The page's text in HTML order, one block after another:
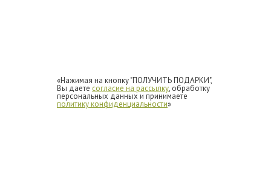
«Нажимая на кнопку "ПОЛУЧИТЬ ПОДАРКИ",
Вы даете согласие на рассылку, обработку
персональных данных и принимаете
политику конфиденциальности»